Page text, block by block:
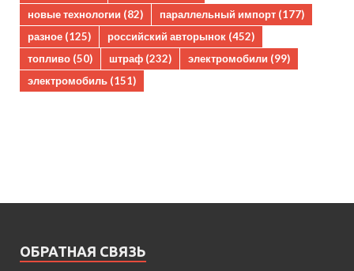
новые технологии (82) параллельный импорт (177)
разное (125) российский авторынок (452)
топливо (50) штраф (232) электромобили (99)
электромобиль (151)
ОБРАТНАЯ СВЯЗЬ